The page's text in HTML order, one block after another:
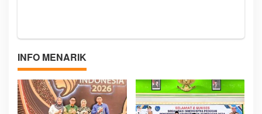
INFO MENARIK